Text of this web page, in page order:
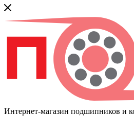
Интернет-магазин подшипников и